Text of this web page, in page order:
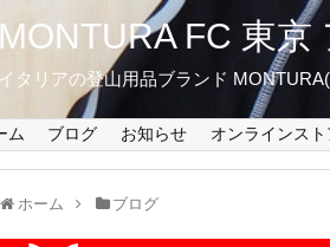
MONTURA FC 東
イタリアの登山用品ブランド
ム ブログ お知らせ オンラインスト
ホーム ブログ